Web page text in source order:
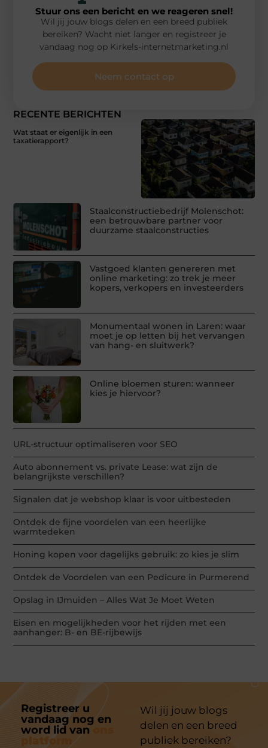
RECENTE BERICHTEN
Wat staat er eigenlijk in een
taxatierapport?
Staalconstructiebedrijf Molenschot:
een betrouwbare partner voor
duurzame staalconstructies
Vastgoed klanten genereren met
online marketing: zo trek je meer
kopers, verkopers en investeerders
Monumentaal wonen in Laren: waar
moet je op letten bij het vervangen
van hang- en sluitwerk?
Online bloemen sturen: wanneer
kies je hiervoor?
URL-structuur optimaliseren voor SEO
Auto abonnement vs. private Lease: wat zijn de
belangrijkste verschillen?
Signalen dat je webshop klaar is voor uitbesteden
Ontdek de fijne voordelen van een heerlijke
warmtedeken
Honing kopen voor dagelijks gebruik: zo kies je slim
Ontdek de Voordelen van een Pedicure in Purmerend
Opslag in IJmuiden – Alles Wat Je Moet Weten
Eisen en mogelijkheden voor het rijden met een
aanhanger: B- en BE-rijbewijs
Stuur ons een bericht en we reageren snel!
Wil jij jouw blogs delen en een breed publiek
bereiken? Wacht niet langer en registreer je
vandaag nog op Kirkels-internetmarketing.nl
Neem contact op
Registreer u
vandaag nog en
word lid van
platform
Wil jij jouw blogs
delen en een breed
publiek bereiken?